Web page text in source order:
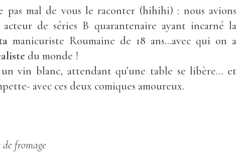
pas mal de vous le raconter (hihihi) : nous avions
de séries B quarantenaire ayant incarné la
manicuriste Roumaine de 18 ans…avec qui on a
du monde !
vin blanc, attendant qu’une table se libère… et
avec ces deux comiques amoureux.
fromage